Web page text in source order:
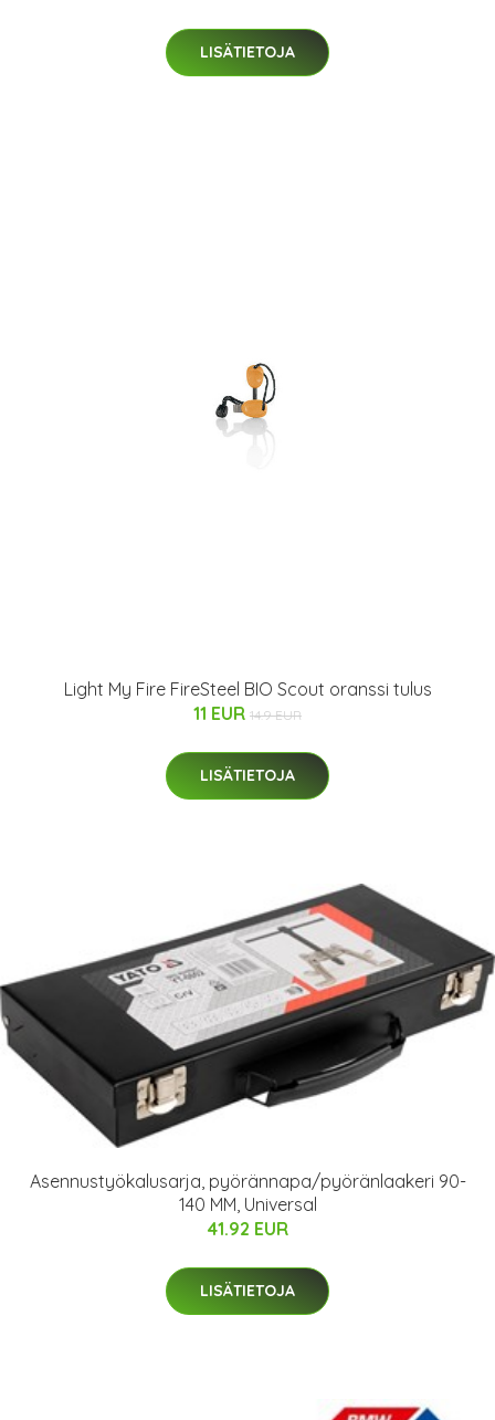
LISÄTIETOJA
Light My Fire FireSteel BIO Scout oranssi tulus
11 EUR 14.9 EUR
LISÄTIETOJA
Asennustyökalusarja, pyörännapa/pyöränlaakeri 90-
140 MM, Universal
41.92 EUR
LISÄTIETOJA